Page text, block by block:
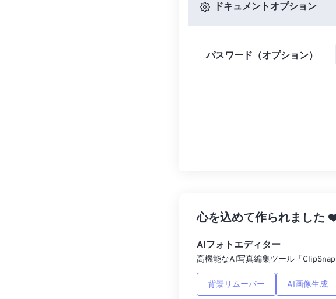
ドキュメントオプション
パスワード（オプション）
心を込めて作られました
AIフォトエディター
高機能なAI写真編集ツール「
背景リムーバー AI画像生成